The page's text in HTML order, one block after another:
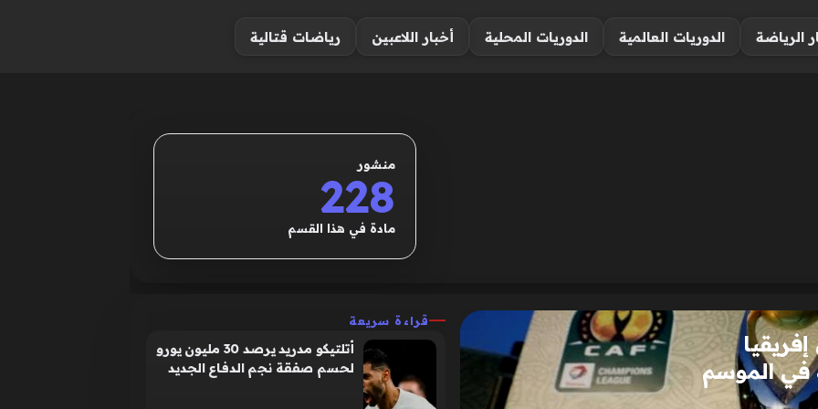
الرياضة الدوريات العالمية الدوريات المحلية أخبار اللاعبين رياضات قتالية
منشور
228
مادة في هذا القسم
في الموسم
قراءة سريعة
أتلتيكو مدريد يرصد 30 مليون يورو
لحسم صفقة نجم الدفاع الجديد